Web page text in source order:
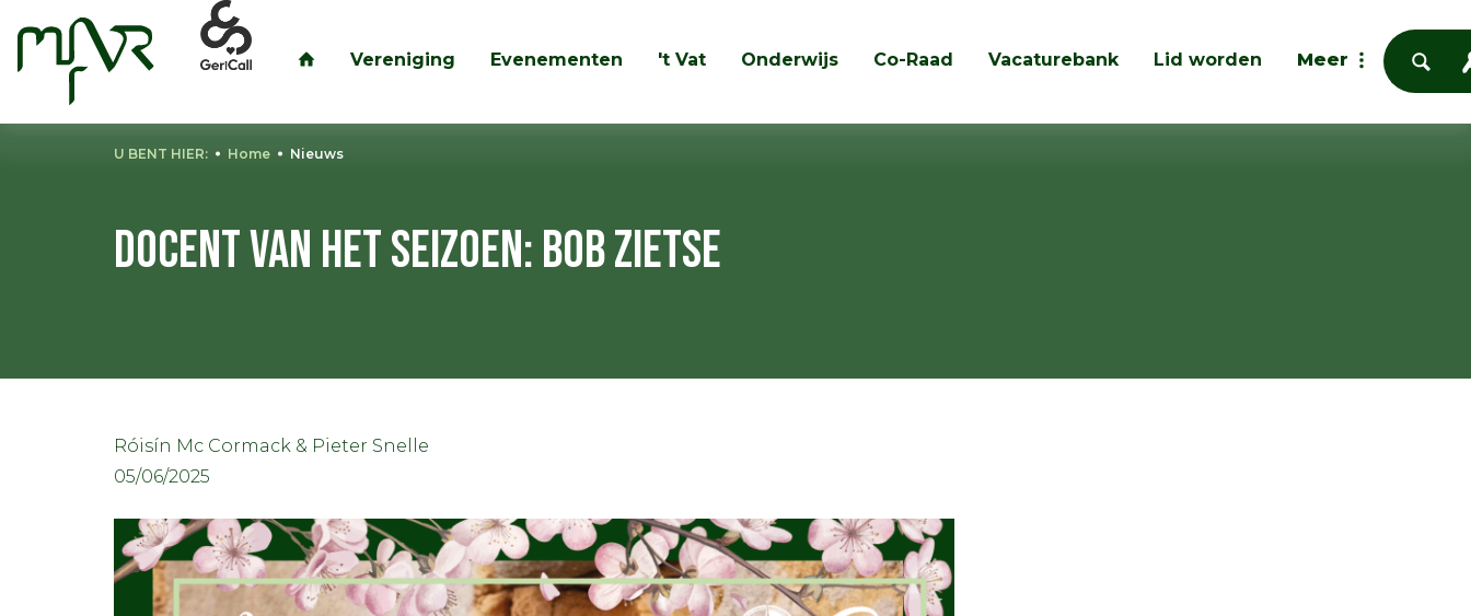
Vereniging Evenementen 't Vat Onderwijs Co-Raad Vacaturebank Lid worden Meer
Zoeken
inloggen
U BENT HIER: Home Nieuws
Docent van het seizoen: Bob Zietse
Róisín Mc Cormack & Pieter Snelle
05/06/2025